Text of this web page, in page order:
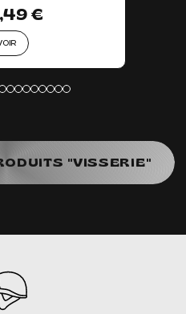
€
"VISSERIE"